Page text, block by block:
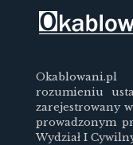
rozumieniu
zarejestrowany
prowadzonym
Wydział I